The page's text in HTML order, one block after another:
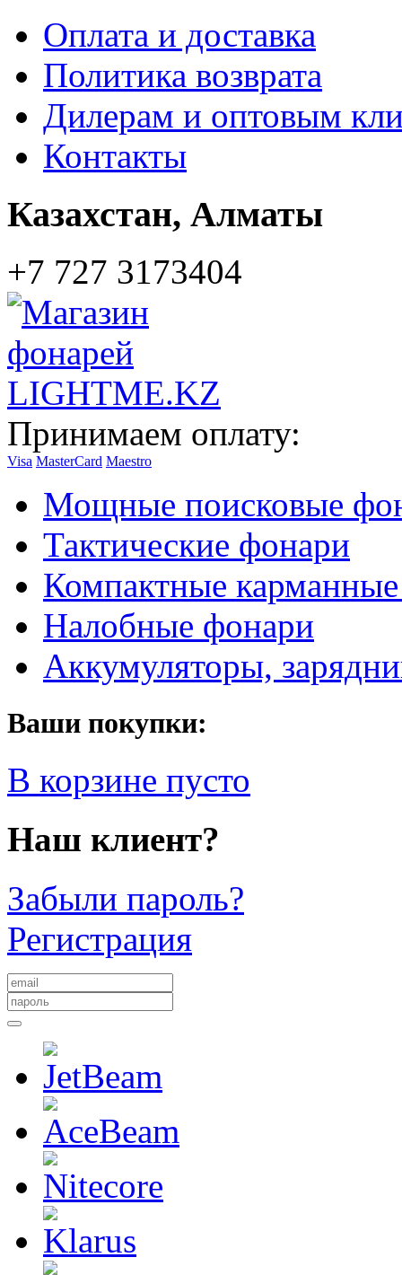
Оплата и доставка
Политика возврата
Дилерам и оптовым
Контакты
Казахстан, Алматы
+7 727 3173404
Принимаем оплату:
Visa MasterCard Maestro
Мощные поисковые
Тактические фонари
Компактные
Налобные фонари
Аккумуляторы,
Ваши покупки:
В корзине пусто
Наш клиент?
Забыли пароль?
Регистрация